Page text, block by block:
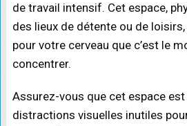
de travail intensif. Cet espace,
des lieux de détente ou de
pour votre cerveau que c’est le
concentrer.
Assurez-vous que cet espace
distractions visuelles inutiles